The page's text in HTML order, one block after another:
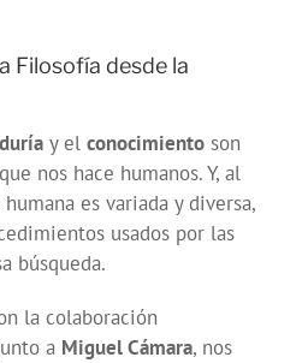
Filosofía desde la
y el conocimiento son
nos hace humanos. Y, al
es variada y diversa,
usados por las
búsqueda.
la colaboración
a Miguel Cámara, nos